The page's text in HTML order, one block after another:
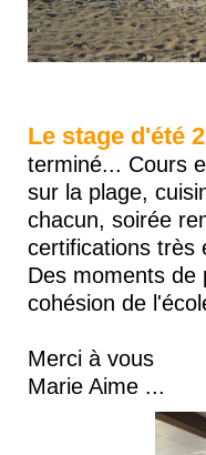
Le stage d'été
terminé... Cours
sur la plage,
chacun, soirée
certifications très
Des moments de
cohésion
Merci à vous
Marie Aime ...